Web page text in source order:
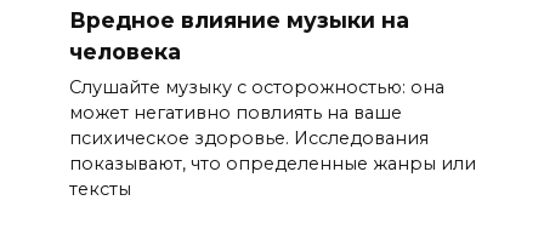
Вредное влияние музыки на
человека
Слушайте музыку с осторожностью: она
может негативно повлиять на ваше
психическое здоровье. Исследования
показывают, что определенные жанры или
тексты